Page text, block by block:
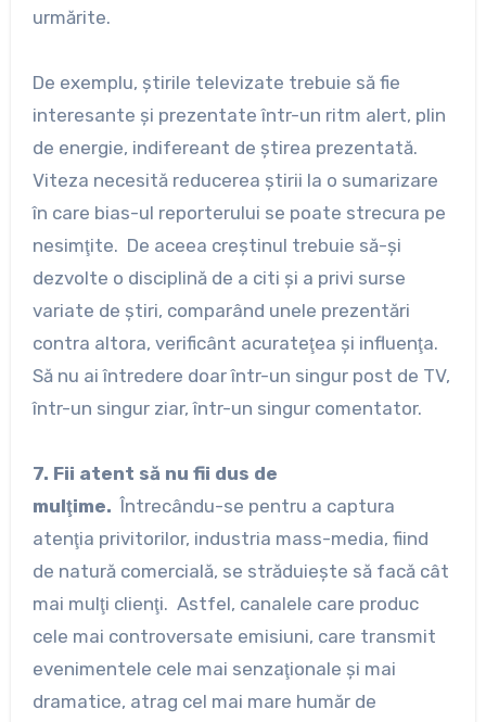
urmărite.
De exemplu, ştirile televizate trebuie să fie
interesante şi prezentate într-un ritm alert, plin
de energie, indifereant de ştirea prezentată.
Viteza necesită reducerea ştirii la o sumarizare
în care bias-ul reporterului se poate strecura pe
nesimţite. De aceea creştinul trebuie să-şi
dezvolte o disciplină de a citi şi a privi surse
variate de ştiri, comparând unele prezentări
contra altora, verificânt acurateţea şi influenţa.
Să nu ai întredere doar într-un singur post de TV,
într-un singur ziar, într-un singur comentator.
7. Fii atent să nu fii dus de
mulţime. Întrecându-se pentru a captura
atenţia privitorilor, industria mass-media, fiind
de natură comercială, se străduieşte să facă cât
mai mulţi clienţi. Astfel, canalele care produc
cele mai controversate emisiuni, care transmit
evenimentele cele mai senzaţionale şi mai
dramatice, atrag cel mai mare humăr de